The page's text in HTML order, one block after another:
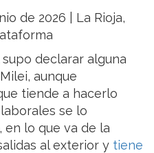
de 2026 | La Rioja,
supo declarar alguna
aunque
tiende a hacerlo
se lo
en lo que va de la
al exterior y tiene